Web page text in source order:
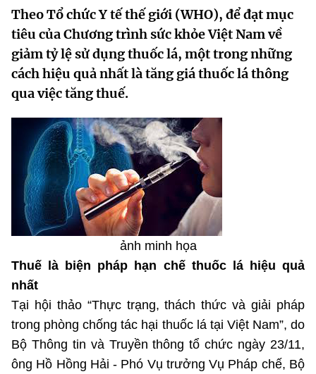
Giới thiệu
Chức năng nhiệm vụ
Cơ cấu tổ chức
Lịch sử phát triển
Sở Khoa học và Công nghệ
Tin tức sự kiện
Khoa học và Công nghệ
Đổi mới sáng tạo
Chuyển đổi số
Bưu chính, Viễn thông
Sở hữu trí tuệ
Tiêu chuẩn, đo lường, chất lượng
Năng lượng nguyên tử
Tin tổng hợp
Tin địa phương
Dịch vụ công
Hệ thống văn bản
Văn bản QPPL
Văn bản chỉ đạo điều hành
Lấy ý kiến người dân về dự thảo VBQPPL
MST IOFFICE
THỐNG KÊ
Khoa học và Công nghệ
Chuyển đổi số
Bưu chính, Viễn thông
Sở hữu trí tuệ
Multimedia
Videos
Infographic
Ảnh
Theo Tổ chức Y tế thế giới (WHO), để đạt mục
tiêu của Chương trình sức khỏe Việt Nam về
giảm tỷ lệ sử dụng thuốc lá, một trong những
cách hiệu quả nhất là tăng giá thuốc lá thông
qua việc tăng thuế.
ảnh minh họa
Thuế là biện pháp hạn chế thuốc lá hiệu quả
nhất
Tại hội thảo “Thực trạng, thách thức và giải pháp
trong phòng chống tác hại thuốc lá tại Việt Nam”, do
Bộ Thông tin và Truyền thông tổ chức ngày 23/11,
ông Hồ Hồng Hải - Phó Vụ trưởng Vụ Pháp chế, Bộ